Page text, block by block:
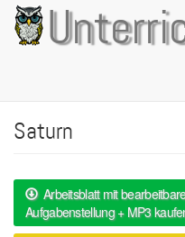
Direkt
zum
Inhalt
Saturn
Arbeitsblatt mit
Aufgabenstellung + MP3